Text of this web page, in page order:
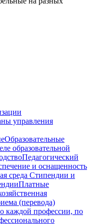
управления
Образовательные
образовательной
Педагогический
и оснащенность
среда Стипендии и
Платные
(перевода)
каждой профессии, по